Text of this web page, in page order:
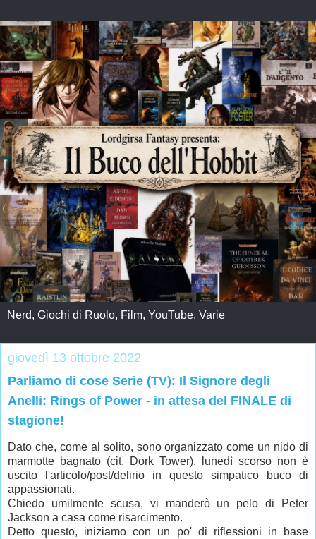
Nerd, Giochi di Ruolo, Film, YouTube, Varie
giovedì 13 ottobre 2022
Parliamo di cose Serie (TV): Il Signore degli
Anelli: Rings of Power - in attesa del FINALE di
stagione!
Dato che, come al solito, sono organizzato come un nido di
marmotte bagnato (cit. Dork Tower), lunedì scorso non è
uscito l'articolo/post/delirio in questo simpatico buco di
appassionati.
Chiedo umilmente scusa, vi manderò un pelo di Peter
Jackson a casa come risarcimento.
Detto questo, iniziamo con un po' di riflessioni in base